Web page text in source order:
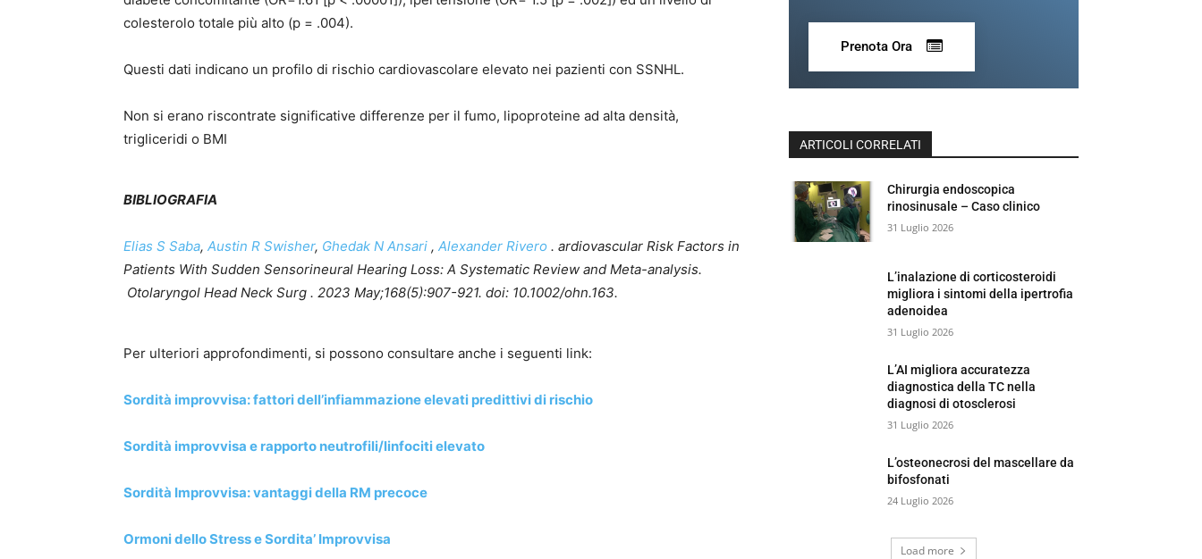
colesterolo totale più alto (p = .004).
Questi dati indicano un profilo di rischio cardiovascolare elevato nei pazienti con SSNHL.
Non si erano riscontrate significative differenze per il fumo, lipoproteine ad alta densità,
trigliceridi o BMI
BIBLIOGRAFIA
Elias S Saba, Austin R Swisher, Ghedak N Ansari , Alexander Rivero . ardiovascular Risk Factors in
Patients With Sudden Sensorineural Hearing Loss: A Systematic Review and Meta-analysis.
Otolaryngol Head Neck Surg . 2023 May;168(5):907-921. doi: 10.1002/ohn.163.
Per ulteriori approfondimenti, si possono consultare anche i seguenti link:
Sordità improvvisa: fattori dell’infiammazione elevati predittivi di rischio
Sordità improvvisa e rapporto neutrofili/linfociti elevato
Sordità Improvvisa: vantaggi della RM precoce
Ormoni dello Stress e Sordita’ Improvvisa
Prenota Ora
ARTICOLI CORRELATI
Chirurgia endoscopica
rinosinusale – Caso clinico
31 Luglio 2026
L’inalazione di corticosteroidi
migliora i sintomi della ipertrofia
adenoidea
31 Luglio 2026
L’AI migliora accuratezza
diagnostica della TC nella
diagnosi di otosclerosi
31 Luglio 2026
L’osteonecrosi del mascellare da
bifosfonati
24 Luglio 2026
Load more